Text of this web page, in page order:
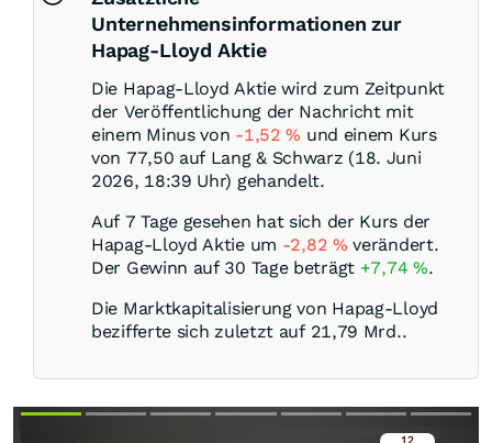
Unternehmensinformationen zur
Hapag-Lloyd Aktie
Die Hapag-Lloyd Aktie wird zum Zeitpunkt
der Veröffentlichung der Nachricht mit
einem Minus von -1,52% und einem Kurs
von 77,50 auf Lang & Schwarz (18. Juni
2026, 18:39 Uhr) gehandelt.
Auf 7 Tage gesehen hat sich der Kurs der
Hapag-Lloyd Aktie um -2,82 % verändert.
Der Gewinn auf 30 Tage beträgt +7,74 %.
Die Marktkapitalisierung von Hapag-Lloyd
bezifferte sich zuletzt auf 21,79 Mrd..